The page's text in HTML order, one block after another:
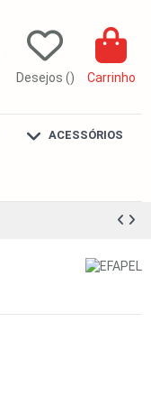
Desejos () Carrinho
ACESSÓRIOS